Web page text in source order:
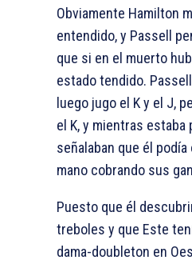
Obviamente Hamilton
entendido, y Passell
que si en el muerto
estado tendido.
luego jugo el K y el J,
el K, y mientras
señalaban que él
mano cobrando sus
Puesto que él
treboles y que Este
dama-doubleton en